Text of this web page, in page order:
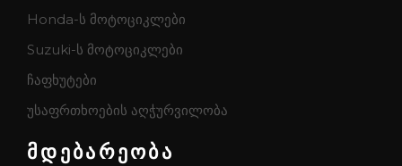
Honda-ს მოტოციკლები
Suzuki-ს მოტოციკლები
ჩაფხუტები
უსაფრთხოების აღჭურვილობა
მდებარეობა